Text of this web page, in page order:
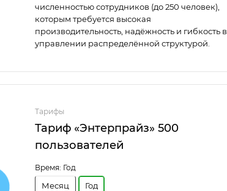
численностью сотрудников (до 250 человек),
которым требуется высокая
производительность, надёжность и гибкость в
управлении распределённой структурой.
Тарифы
Тариф «Энтерпрайз» 500
пользователей
Время: Год
Месяц Год